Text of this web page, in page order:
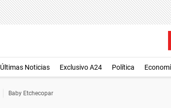
Últimas Noticias Exclusivo A24 Política
Baby Etchecopar